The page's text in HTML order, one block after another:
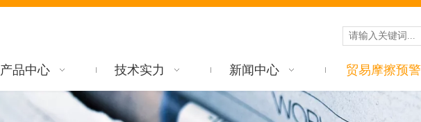
产品中心 技术实力 新闻中心 贸易摩擦预警